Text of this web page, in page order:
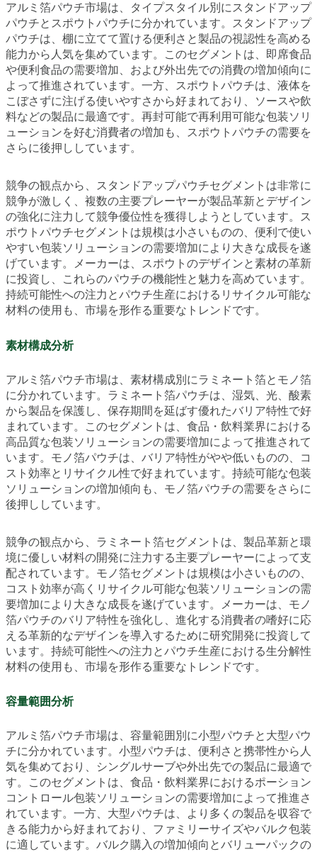
アルミ箔パウチ市場は、タイプスタイル別にスタンドアップ
パウチとスポウトパウチに分かれています。スタンドアップ
パウチは、棚に立てて置ける便利さと製品の視認性を高める
能力から人気を集めています。このセグメントは、即席食品
や便利食品の需要増加、および外出先での消費の増加傾向に
よって推進されています。一方、スポウトパウチは、液体を
こぼさずに注げる使いやすさから好まれており、ソースや飲
料などの製品に最適です。再封可能で再利用可能な包装ソリ
ューションを好む消費者の増加も、スポウトパウチの需要を
さらに後押ししています。
競争の観点から、スタンドアップパウチセグメントは非常に
競争が激しく、複数の主要プレーヤーが製品革新とデザイン
の強化に注力して競争優位性を獲得しようとしています。ス
ポウトパウチセグメントは規模は小さいものの、便利で使い
やすい包装ソリューションの需要増加により大きな成長を遂
げています。メーカーは、スポウトのデザインと素材の革新
に投資し、これらのパウチの機能性と魅力を高めています。
持続可能性への注力とパウチ生産におけるリサイクル可能な
材料の使用も、市場を形作る重要なトレンドです。
素材構成分析
アルミ箔パウチ市場は、素材構成別にラミネート箔とモノ箔
に分かれています。ラミネート箔パウチは、湿気、光、酸素
から製品を保護し、保存期間を延ばす優れたバリア特性で好
まれています。このセグメントは、食品・飲料業界における
高品質な包装ソリューションの需要増加によって推進されて
います。モノ箔パウチは、バリア特性がやや低いものの、コ
スト効率とリサイクル性で好まれています。持続可能な包装
ソリューションの増加傾向も、モノ箔パウチの需要をさらに
後押ししています。
競争の観点から、ラミネート箔セグメントは、製品革新と環
境に優しい材料の開発に注力する主要プレーヤーによって支
配されています。モノ箔セグメントは規模は小さいものの、
コスト効率が高くリサイクル可能な包装ソリューションの需
要増加により大きな成長を遂げています。メーカーは、モノ
箔パウチのバリア特性を強化し、進化する消費者の嗜好に応
える革新的なデザインを導入するために研究開発に投資して
います。持続可能性への注力とパウチ生産における生分解性
材料の使用も、市場を形作る重要なトレンドです。
容量範囲分析
アルミ箔パウチ市場は、容量範囲別に小型パウチと大型パウ
チに分かれています。小型パウチは、便利さと携帯性から人
気を集めており、シングルサーブや外出先での製品に最適で
す。このセグメントは、食品・飲料業界におけるポーション
コントロール包装ソリューションの需要増加によって推進さ
れています。一方、大型パウチは、より多くの製品を収容で
きる能力から好まれており、ファミリーサイズやバルク包装
に適しています。バルク購入の増加傾向とバリューパックの